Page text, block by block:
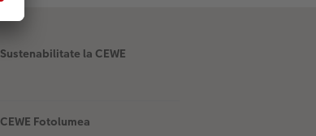
Sustenabilitate la CEWE
CEWE Fotolumea